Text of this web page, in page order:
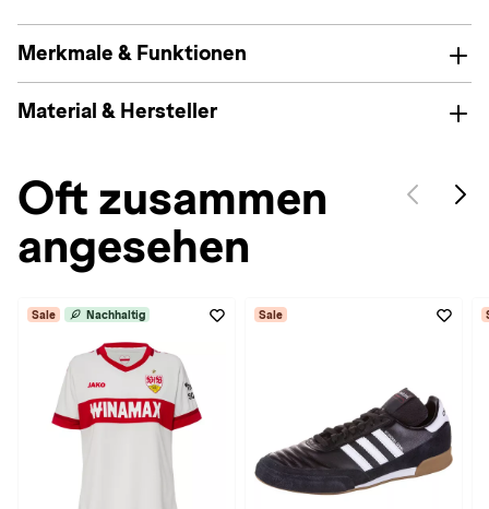
Merkmale & Funktionen
Material & Hersteller
Oft zusammen
angesehen
Sale Nachhaltig Sale